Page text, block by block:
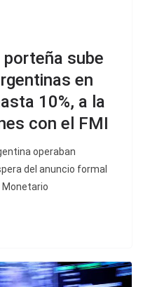
sube
en
10%, a la
con el FMI
operaban
del anuncio formal
Monetario